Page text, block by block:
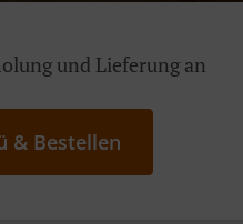
und Lieferung an
& Bestellen